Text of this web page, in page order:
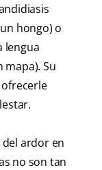
hongo) o
lengua
mapa). Su
ardor en
no son tan